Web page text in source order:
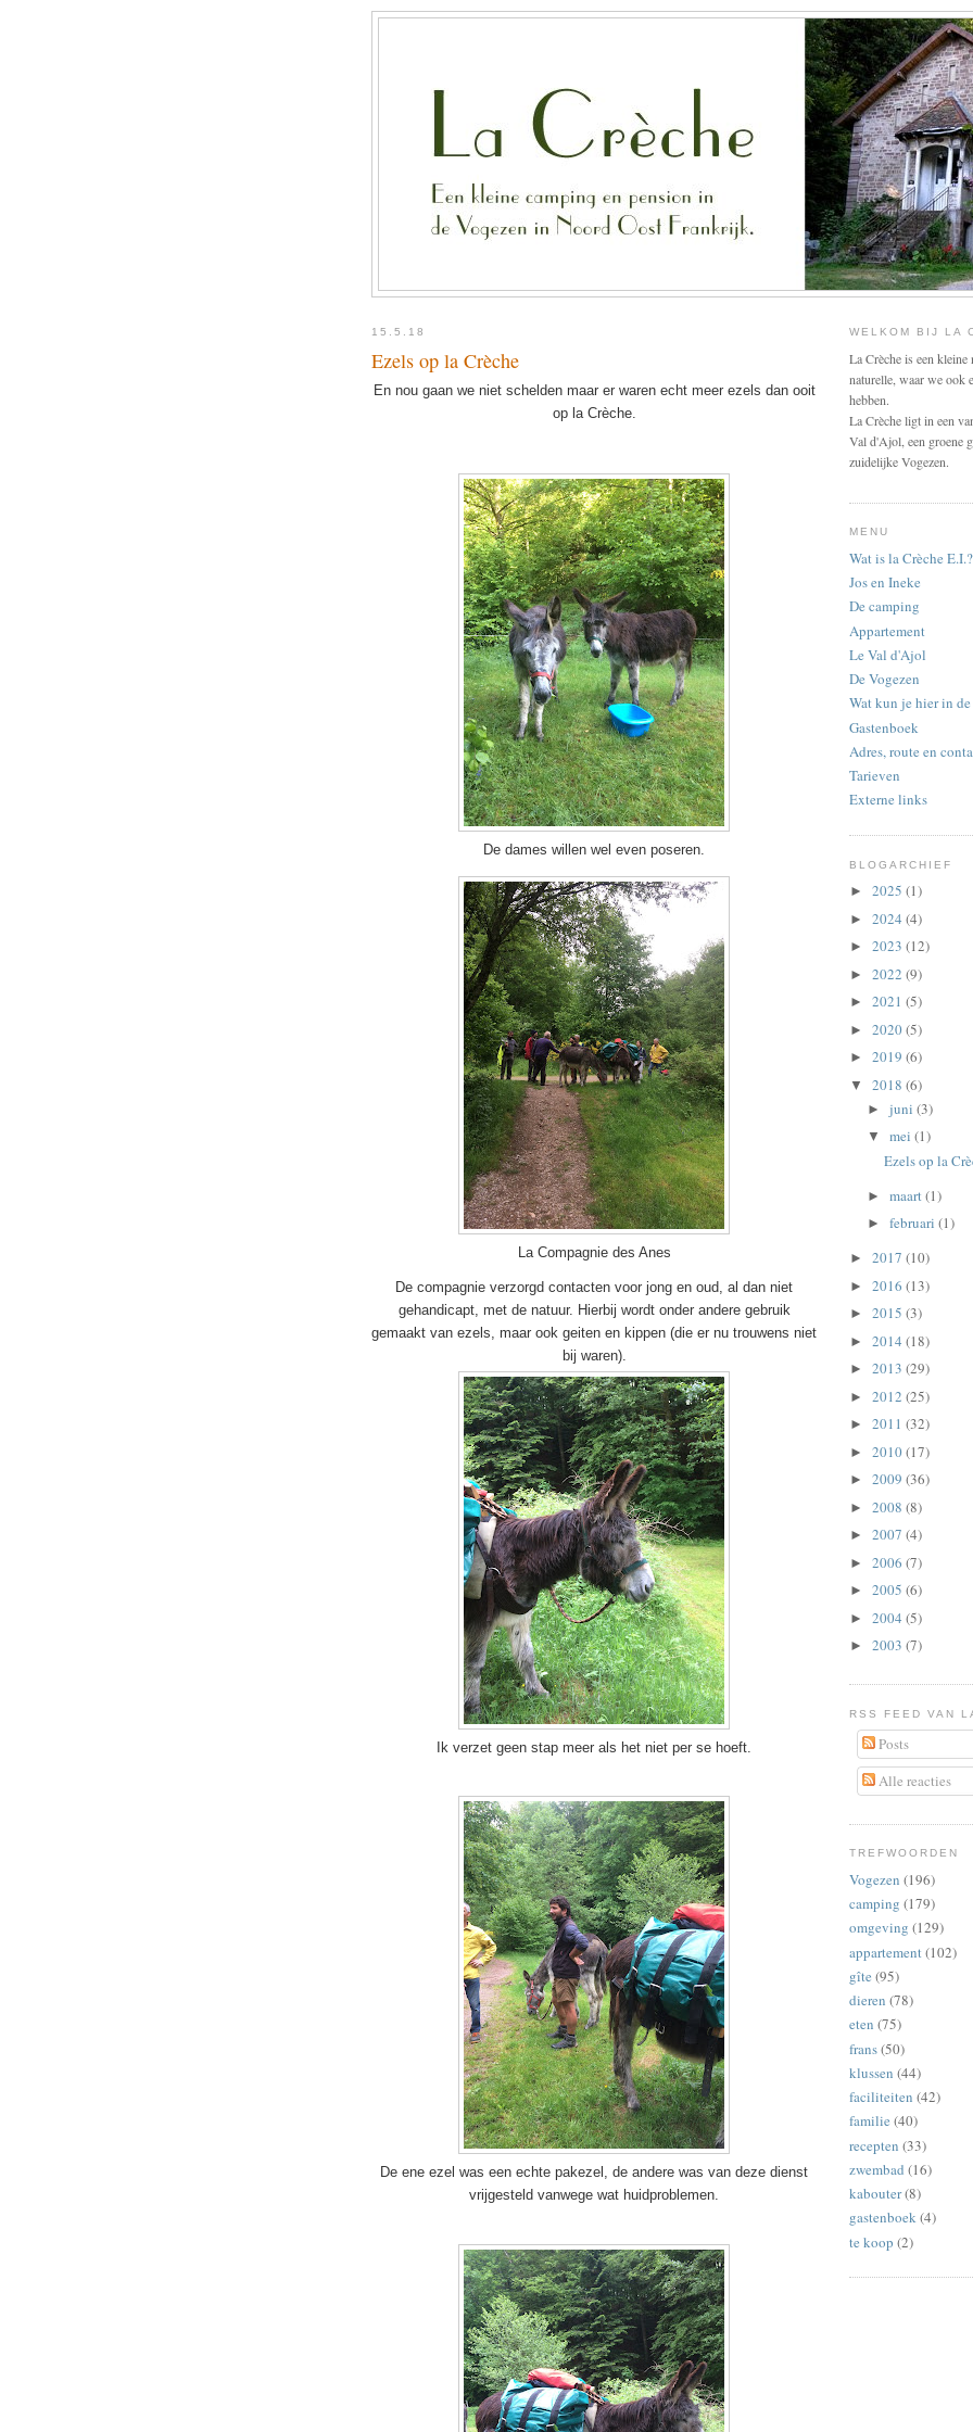
15.5.18
Ezels op la Crèche
En nou gaan we niet schelden maar er waren echt meer ezels dan ooit
op la Crèche.
De dames willen wel even poseren.
La Compagnie des Anes
De compagnie verzorgd contacten voor jong en oud, al dan niet
gehandicapt, met de natuur. Hierbij wordt onder andere gebruik
gemaakt van ezels, maar ook geiten en kippen (die er nu trouwens niet
bij waren).
Ik verzet geen stap meer als het niet per se hoeft.
De ene ezel was een echte pakezel, de andere was van deze dienst
vrijgesteld vanwege wat huidproblemen.
WELKOM BIJ LA
La Crèche is een kleine
naturelle, waar we ook
hebben.
La Crèche ligt in een
Val d'Ajol, een groene
zuidelijke Vogezen.
MENU
Wat is la Crèche E.I.?
Jos en Ineke
De camping
Appartement
Le Val d'Ajol
De Vogezen
Wat kun je hier in
Gastenboek
Adres, route en
Tarieven
Externe links
BLOGARCHIEF
► 2025 (1)
► 2024 (4)
► 2023 (12)
► 2022 (9)
► 2021 (5)
► 2020(5)
► 2019 (6)
▼ 2018 (6)
► juni (3)
▼ mei (1)
Ezels op la
► maart(1)
► februari (1)
► 2017 (10)
► 2016 (13)
► 2015 (3)
► 2014 (18)
► 2013 (29)
► 2012 (25)
► 2011 (32)
► 2010(17)
► 2009 (36)
► 2008 (8)
► 2007 (4)
► 2006 (7)
► 2005 (6)
► 2004 (5)
► 2003 (7)
RSS FEED VAN
Posts
Alle reacties
TREFWOORDEN
Vogezen (196)
camping (179)
omgeving (129)
appartement(102)
gîte (95)
dieren (78)
eten (75)
frans(50)
klussen (44)
faciliteiten (42)
familie (40)
recepten (33)
zwembad (16)
kabouter(8)
gastenboek(4)
te koop (2)